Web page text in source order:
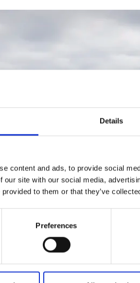
Details
content and ads, to provide social
our site with our social media,
provided to them or that they’ve
Preferences
Markus Holm
- Sveriges første, åbnet i 1964 og